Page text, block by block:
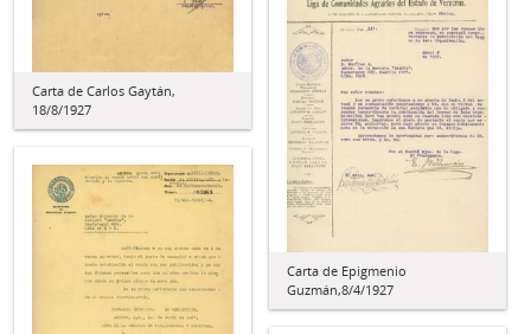
Carta de Carlos Gaytán,
18/8/1927
Carta de Epigmenio
Guzmán,8/4/1927